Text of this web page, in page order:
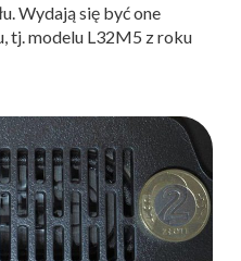
Wydają się być one
tj. modelu L32M5 z roku